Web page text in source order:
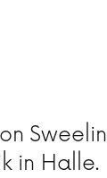
in Halle.